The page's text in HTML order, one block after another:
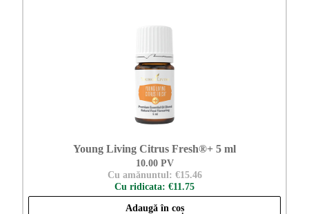
Young Living Citrus Fresh®+ 5 ml
10.00 PV
Cu amănuntul: €15.46
Cu ridicata: €11.75
Adaugă în coș